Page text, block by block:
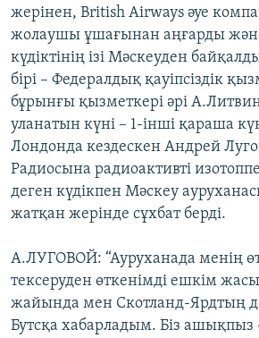
жерінен, British Airways әуе
жолаушы ұшағынан аңғарды
күдіктінің ізі Мәскеуден
бірі – Федералдық қауіпсіздік
бұрынғы қызметкері әрі
уланатын күні – 1-інші қараша
Лондонда кездескен Андрей
Радиосына радиоактивті
деген күдікпен Мәскеу
жатқан жерінде сұхбат берді.
А.ЛУГОВОЙ: “Ауруханада менің
тексеруден өткенімді ешкім
жайында мен Скотланд-Ярдтың
Бутсқа хабарладым. Біз ашықпыз